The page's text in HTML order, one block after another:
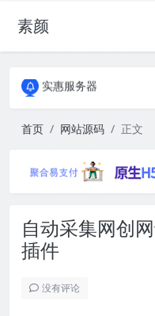
素颜
全国免费包邮流量卡
全国免费包邮流量卡
首页
网站源码 正文
自动采集网创
插件
没有评论